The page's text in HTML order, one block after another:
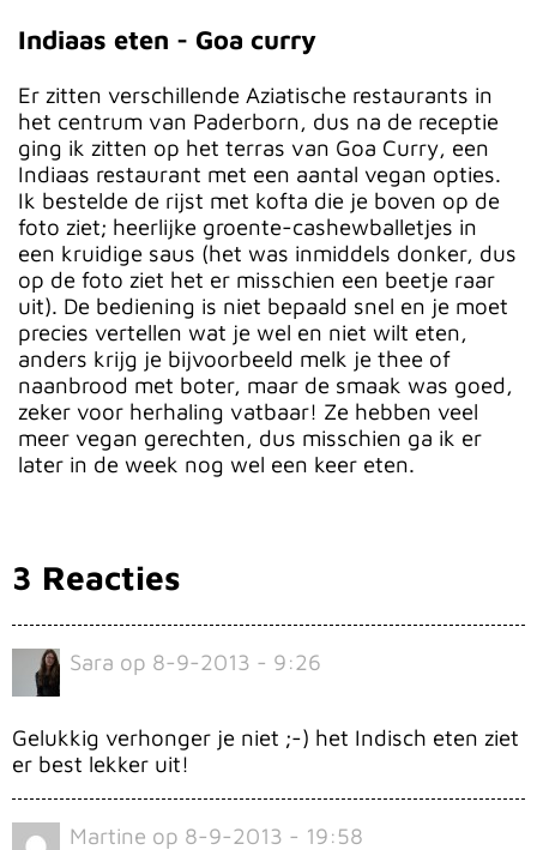
Indiaas eten - Goa curry
Er zitten verschillende Aziatische restaurants in
het centrum van Paderborn, dus na de receptie
ging ik zitten op het terras van Goa Curry, een
Indiaas restaurant met een aantal vegan opties.
Ik bestelde de rijst met kofta die je boven op de
foto ziet; heerlijke groente-cashewballetjes in
een kruidige saus (het was inmiddels donker, dus
op de foto ziet het er misschien een beetje raar
uit). De bediening is niet bepaald snel en je moet
precies vertellen wat je wel en niet wilt eten,
anders krijg je bijvoorbeeld melk je thee of
naanbrood met boter, maar de smaak was goed,
zeker voor herhaling vatbaar! Ze hebben veel
meer vegan gerechten, dus misschien ga ik er
later in de week nog wel een keer eten.
3 Reacties
Sara op 8-9-2013 - 9:26
Gelukkig verhonger je niet ;-) het Indisch eten ziet
er best lekker uit!
Martine op 8-9-2013 - 19:58